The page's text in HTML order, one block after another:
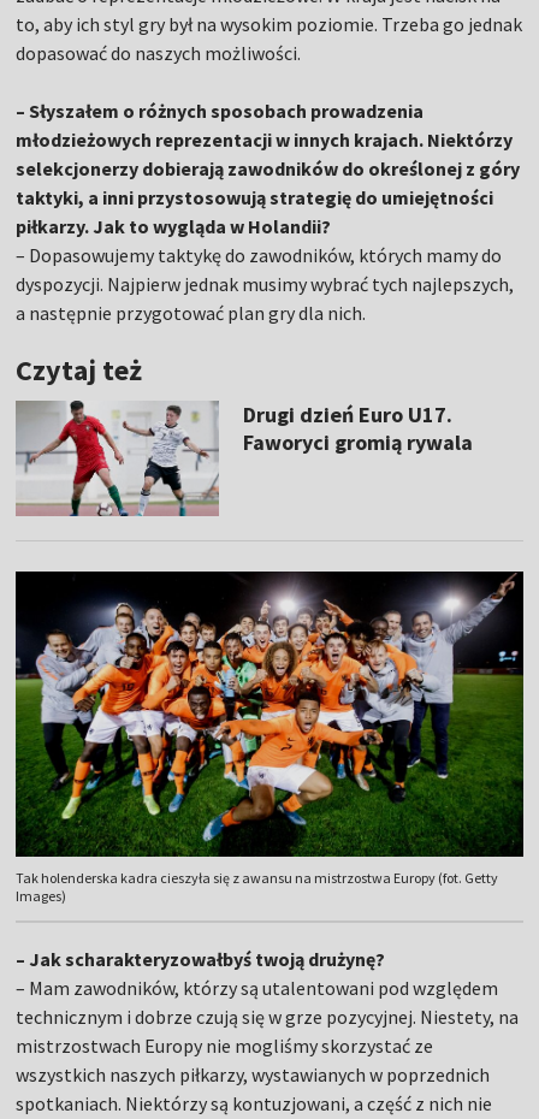
to, aby ich styl gry był na wysokim poziomie. Trzeba go jednak
dopasować do naszych możliwości.
– Słyszałem o różnych sposobach prowadzenia
młodzieżowych reprezentacji w innych krajach. Niektórzy
selekcjonerzy dobierają zawodników do określonej z góry
taktyki, a inni przystosowują strategię do umiejętności
piłkarzy. Jak to wygląda w Holandii?
– Dopasowujemy taktykę do zawodników, których mamy do
dyspozycji. Najpierw jednak musimy wybrać tych najlepszych,
a następnie przygotować plan gry dla nich.
Czytaj też
Drugi dzień Euro U17.
Faworyci gromią rywala
Tak holenderska kadra cieszyła się z awansu na mistrzostwa Europy (fot. Getty
Images)
– Jak scharakteryzowałbyś twoją drużynę?
– Mam zawodników, którzy są utalentowani pod względem
technicznym i dobrze czują się w grze pozycyjnej. Niestety, na
mistrzostwach Europy nie mogliśmy skorzystać ze
wszystkich naszych piłkarzy, wystawianych w poprzednich
spotkaniach. Niektórzy są kontuzjowani, a część z nich nie